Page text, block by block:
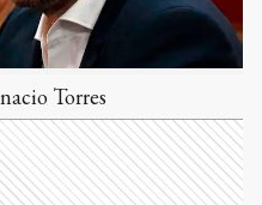
Torres